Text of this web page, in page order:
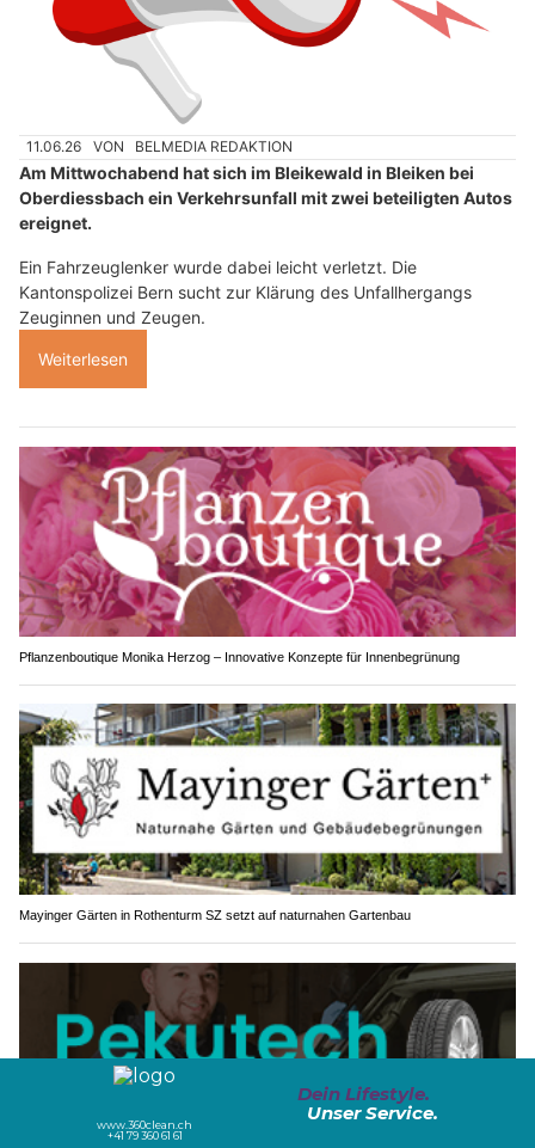
11.06.26 VON BELMEDIA REDAKTION
Am Mittwochabend hat sich im Bleikewald in Bleiken bei
Oberdiessbach ein Verkehrsunfall mit zwei beteiligten Autos
ereignet.
Ein Fahrzeuglenker wurde dabei leicht verletzt. Die
Kantonspolizei Bern sucht zur Klärung des Unfallhergangs
Zeuginnen und Zeugen.
Weiterlesen
Pflanzenboutique Monika Herzog – Innovative Konzepte für Innenbegrünung
Mayinger Gärten in Rothenturm SZ setzt auf naturnahen Gartenbau